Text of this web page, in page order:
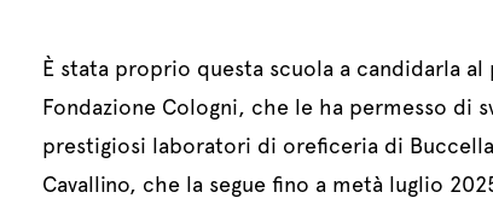
È stata proprio questa scuola a candidarla
Fondazione Cologni, che le ha permesso di
prestigiosi laboratori di oreficeria di
Cavallino, che la segue fino a metà luglio